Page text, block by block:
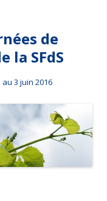
de
la SFdS
3 juin 2016
to content